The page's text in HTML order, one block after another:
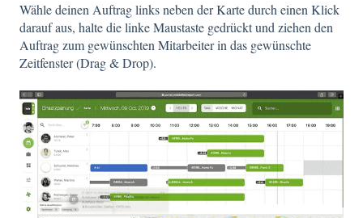
Wähle deinen Auftrag links neben der Karte durch einen Klick
darauf aus, halte die linke Maustaste gedrückt und ziehen den
Auftrag zum gewünschten Mitarbeiter in das gewünschte
Zeitfenster (Drag & Drop).